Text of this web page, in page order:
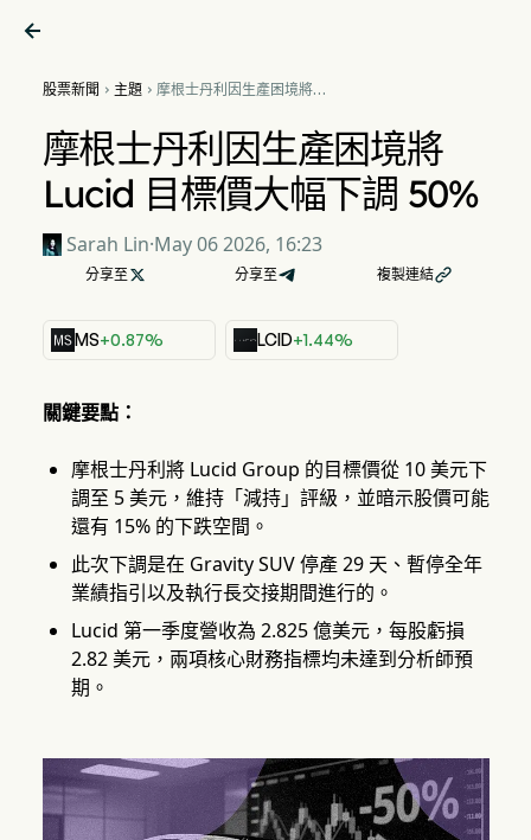

股票新聞  主題 摩根士丹利因生產困境將
摩根士丹利因生產困境將
Lucid 目標價大幅下調 50%
Sarah Lin·May 06 2026, 16:23
分享至  分享至 複製連結
MS+0.87% LCID+1.44%
關鍵要點：
摩根士丹利將 Lucid Group 的目標價從 10 美元下
調至 5 美元，維持「減持」評級，並暗示股價可能
還有 15% 的下跌空間。
此次下調是在 Gravity SUV 停產 29 天、暫停全年
業績指引以及執行長交接期間進行的。
Lucid 第一季度營收為 2.825 億美元，每股虧損
2.82 美元，兩項核心財務指標均未達到分析師預
期。